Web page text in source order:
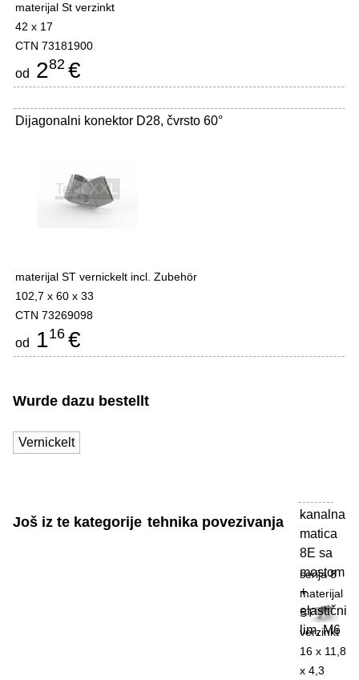
materijal St verzinkt
42 x 17
CTN 73181900
od 282 €
Dijagonalni konektor D28, čvrsto 60°
materijal ST vernickelt incl. Zubehör
102,7 x 60 x 33
CTN 73269098
od 116 €
Wurde dazu bestellt
Vernickelt
Još iz te kategorije tehnika povezivanja
kanalna
matica
8E sa
mostom
+
elastični
lim, M6
-
serija 8
materijal
ST
verzinkt
16 x 11,8
x 4,3